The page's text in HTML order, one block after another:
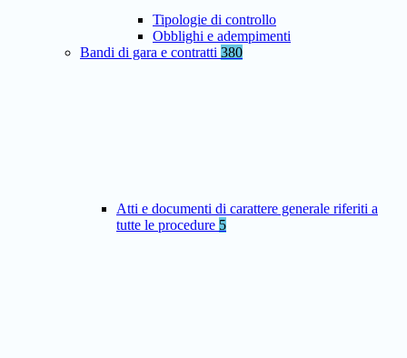
Tipologie di controllo
Obblighi e adempimenti
Bandi di gara e contratti 380
Atti e documenti di carattere generale riferiti a
tutte le procedure 5